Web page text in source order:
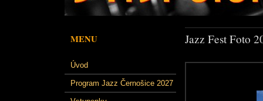
MENU
Úvod
Program Jazz Černošice 2027
Jazz Fest Foto